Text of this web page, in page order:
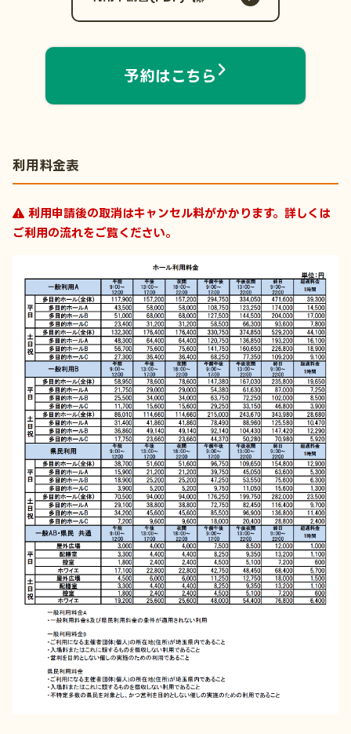
予約はこちら
利用料金表
利用申請後の取消はキャンセル料がかかります。詳しくは
ご利用の流れをご覧ください。